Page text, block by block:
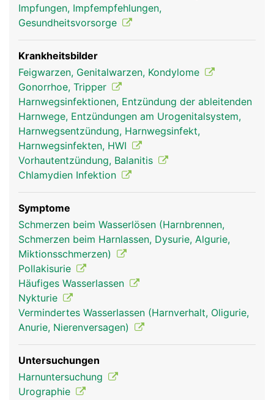
Impfungen, Impfempfehlungen,
Gesundheitsvorsorge
Krankheitsbilder
Feigwarzen, Genitalwarzen, Kondylome
Gonorrhoe, Tripper
Harnwegsinfektionen, Entzündung der ableitenden
Harnwege, Entzündungen am Urogenitalsystem,
Harnwegsentzündung, Harnwegsinfekt,
Harnwegsinfekten, HWI
Vorhautentzündung, Balanitis
Chlamydien Infektion
Symptome
Schmerzen beim Wasserlösen (Harnbrennen,
Schmerzen beim Harnlassen, Dysurie, Algurie,
Miktionsschmerzen)
Pollakisurie
Häufiges Wasserlassen
Nykturie
Vermindertes Wasserlassen (Harnverhalt, Oligurie,
Anurie, Nierenversagen)
Untersuchungen
Harnuntersuchung
Urographie